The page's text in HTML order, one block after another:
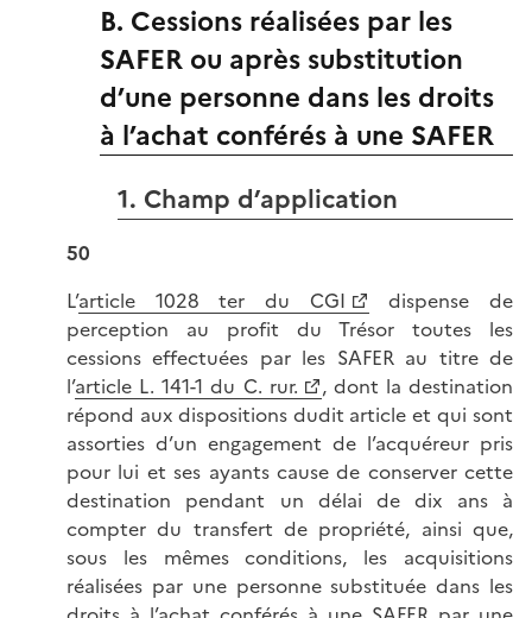
B. Cessions réalisées par les
SAFER ou après substitution
d’une personne dans les droits
à l’achat conférés à une SAFER
1. Champ d’application
50
L’article 1028 ter du CGI
dispense de
perception au profit du Trésor toutes les
cessions effectuées par les SAFER au titre de
l’article L. 141-1 du C. rur.
, dont la destination
répond aux dispositions dudit article et qui sont
assorties d’un engagement de l’acquéreur pris
pour lui et ses ayants cause de conserver cette
destination pendant un délai de dix ans à
compter du transfert de propriété, ainsi que,
sous les mêmes conditions, les acquisitions
réalisées par une personne substituée dans les